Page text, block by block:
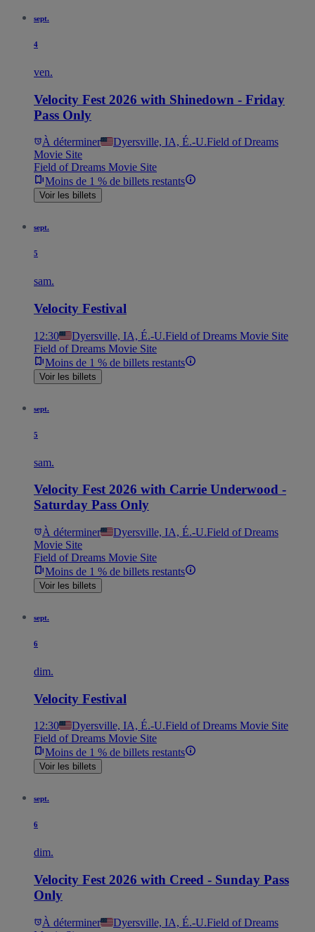
sept.
4
ven.
Velocity Fest 2026 with Shinedown - Friday
Pass Only
À déterminer Dyersville, IA, É.-U.Field of Dreams
Movie Site
Field of Dreams Movie Site
Moins de 1 % de billets restants
Voir les billets
sept.
5
sam.
Velocity Festival
12:30 Dyersville, IA, É.-U.Field of Dreams Movie Site
Field of Dreams Movie Site
Moins de 1 % de billets restants
Voir les billets
sept.
5
sam.
Velocity Fest 2026 with Carrie Underwood -
Saturday Pass Only
À déterminer Dyersville, IA, É.-U.Field of Dreams
Movie Site
Field of Dreams Movie Site
Moins de 1 % de billets restants
Voir les billets
sept.
6
dim.
Velocity Festival
12:30 Dyersville, IA, É.-U.Field of Dreams Movie Site
Field of Dreams Movie Site
Moins de 1 % de billets restants
Voir les billets
sept.
6
dim.
Velocity Fest 2026 with Creed - Sunday Pass
Only
À déterminer Dyersville, IA, É.-U.Field of Dreams